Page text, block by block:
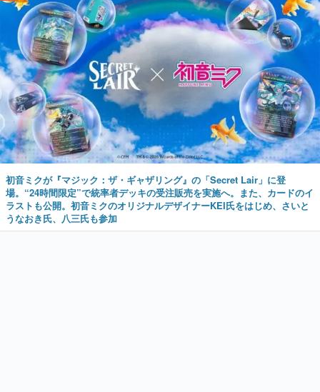
初音ミクが『マジック：ザ・ギャザリング』の「Secret Lair」に登
場。“24時間限定”で統率者デッキの受注販売を実施へ。また、カードのイ
ラストも公開。初音ミクのオリジナルデザイナーKEI氏をはじめ、さいと
うなおき氏、八三氏も参加